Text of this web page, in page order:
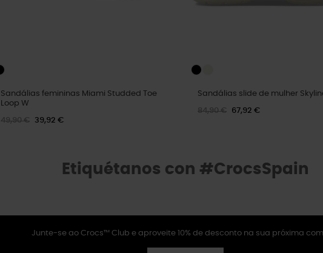
Sandálias femininas Miami Studded Toe
Loop W
49,90 € 39,92 €
Sandálias slide de mulher
84,90 € 67,92 €
Etiquétanos con #CrocsSpain
Junte-se ao Crocs™ Club e aproveite 10% de desconto na sua próxima